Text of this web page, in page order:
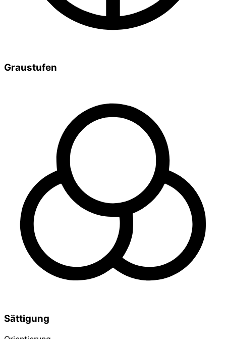
Graustufen
Sättigung